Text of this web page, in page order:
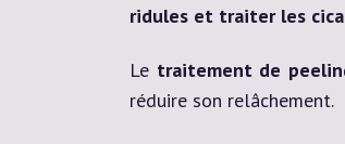
ridules et traiter les
Le traitement de
réduire son relâchement.